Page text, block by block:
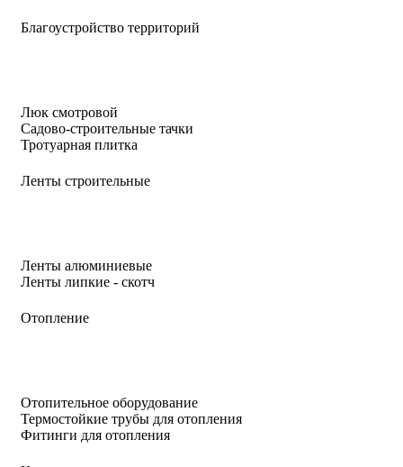
Благоустройство территорий
Люк смотровой
Садово-строительные тачки
Тротуарная плитка
Ленты строительные
Ленты алюминиевые
Ленты липкие - скотч
Отопление
Отопительное оборудование
Термостойкие трубы для отопления
Фитинги для отопления